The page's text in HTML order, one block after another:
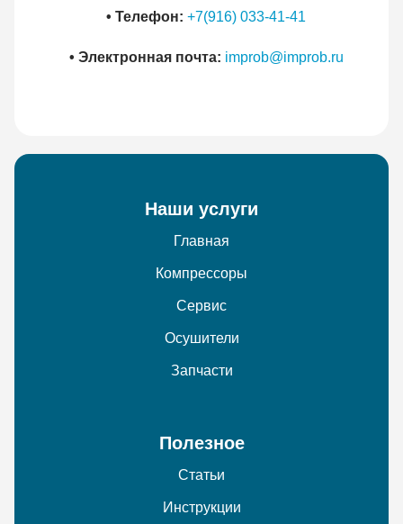
• Телефон: +7(916) 033-41-41
• Электронная почта: improb@improb.ru
Наши услуги
Главная
Компрессоры
Сервис
Осушители
Запчасти
Полезное
Статьи
Инструкции